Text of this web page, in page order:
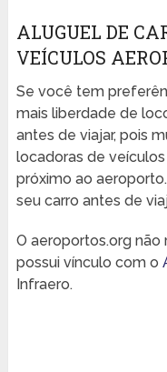
ALUGUEL DE
VEÍCULOS
Se você tem
mais liberdade de
antes de viajar, pois
locadoras de
próximo ao
seu carro antes de
O aeroportos.org
possui vínculo com o
Infraero.